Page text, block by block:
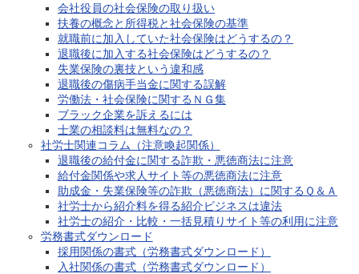
会社役員の社会保険の取り扱い
扶養の概念と所得税と社会保険の基準
就職前に加入していた社会保険はどうするの？
退職後に加入する社会保険はどうするの？
失業保険の裏技という違和感
退職後の傷病手当金に関する誤解
労働法・社会保険に関するＮＧ集
ブラック企業を訴えるには
士業の相談料は無料なの？
社労士関連コラム（注意喚起関係）
退職後の給付金に関する詐欺・悪徳商法に注意
給付金関係や求人サイト等の悪徳商法に注意
助成金・失業保険等の詐欺（悪徳商法）に関するＱ＆Ａ
社労士から紹介料を得る紹介ビジネスは違法
社労士の紹介・比較・一括見積りサイト等の利用に注意
労務書式ダウンロード
採用関係の書式（労務書式ダウンロード）
入社関係の書式（労務書式ダウンロード）